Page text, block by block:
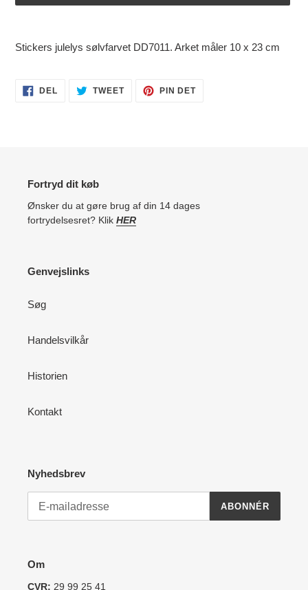
i
indkøbskurv
Stickers julelys sølvfarvet DD7011. Arket måler 10 x 23 cm
DEL
PÅ
TWEETTWEET PIN DETPIN
Fortryd dit køb
Ønsker du at gøre brug af din 14 dages
fortrydelsesret? Klik HER
Genvejslinks
Søg
Handelsvilkår
Historien
Kontakt
Nyhedsbrev
ABONNÉR
Om
CVR: 29 99 25 41